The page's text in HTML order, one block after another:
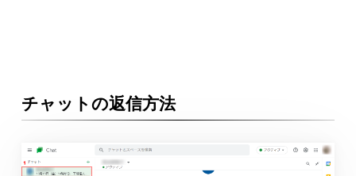
チャットの返信方法